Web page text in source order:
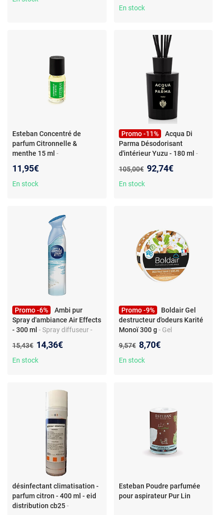
En stock
Esteban Concentré de
parfum Citronnelle &
menthe 15 ml -
11,95€
En stock
Promo -11%
Acqua Di
Parma Désodorisant
d'intérieur Yuzu - 180 ml -
ml - Arôme Yuzu - Raffiné et
élégant
Ancien prix :
105,00€ Nouveau prix :
92,74€
En stock
Promo -6%
Ambi pur
Spray d'ambiance Air Effects
- 300 ml - Spray diffuseur -
- Rafraîchisseur d'air ambiant
Ancien prix :
15,43€ Nouveau prix :
14,36€
En stock
Promo -9%
Boldair Gel
destructeur d'odeurs Karité
Monoï 300 g - Gel
Monoï Pot Boldair 300g -
Destructeur d'odeurs
Ancien prix :
9,57€ Nouveau prix :
8,70€
En stock
désinfectant climatisation -
parfum citron - 400 ml - eid
distribution cb25-
Esteban Poudre parfumée
pour aspirateur Pur Lin